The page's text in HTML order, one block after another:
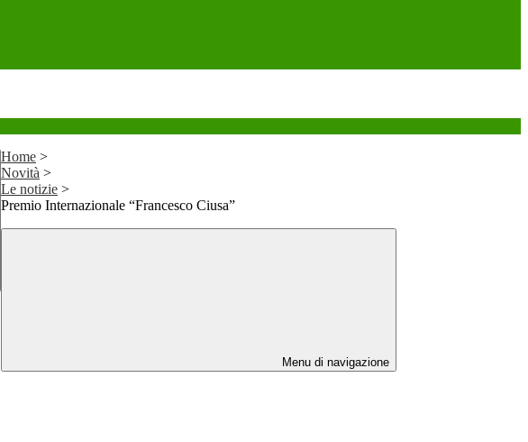
Home >
Novità >
Le notizie >
Premio Internazionale “Francesco Ciusa”
Menu di navigazione